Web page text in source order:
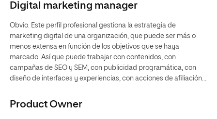
Digital marketing manager
Obvio. Este perfil profesional gestiona la estrategia de
marketing digital de una organización, que puede ser más o
menos extensa en función de los objetivos que se haya
marcado. Así que puede trabajar con contenidos, con
campañas de SEO y SEM, con publicidad programática, con
diseño de interfaces y experiencias, con acciones de afiliación…
Product Owner